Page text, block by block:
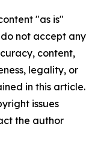
"as is"
not accept any
content,
legality, or
in this article.
issues
the author